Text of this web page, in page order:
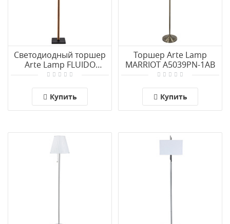
Светодиодный торшер
Arte Lamp FLUIDO
A3913PN-24BK
Купить
Торшер Arte Lamp
MARRIOT A5039PN-1AB
Купить